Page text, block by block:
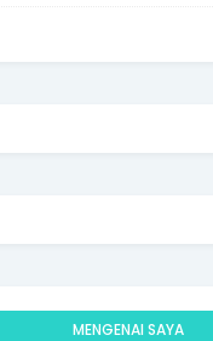
MENGENAI SAYA